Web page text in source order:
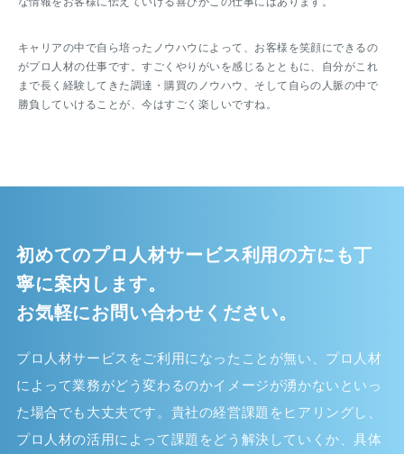
キャリアの中で自ら培ったノウハウによって、お客様を笑顔にできるの
がプロ人材の仕事です。すごくやりがいを感じるとともに、自分がこれ
まで長く経験してきた調達・購買のノウハウ、そして自らの人脈の中で
勝負していけることが、今はすごく楽しいですね。
初めてのプロ人材サービス利用の方にも丁
寧に案内します。
お気軽にお問い合わせください。
プロ人材サービスをご利用になったことが無い、プロ人材
によって業務がどう変わるのかイメージが湧かないといっ
た場合でも大丈夫です。貴社の経営課題をヒアリングし、
プロ人材の活用によって課題をどう解決していくか、具体